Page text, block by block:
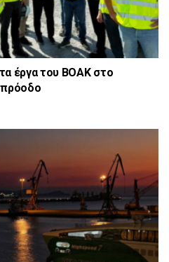
έργα του ΒΟΑΚ στο
πρόοδο